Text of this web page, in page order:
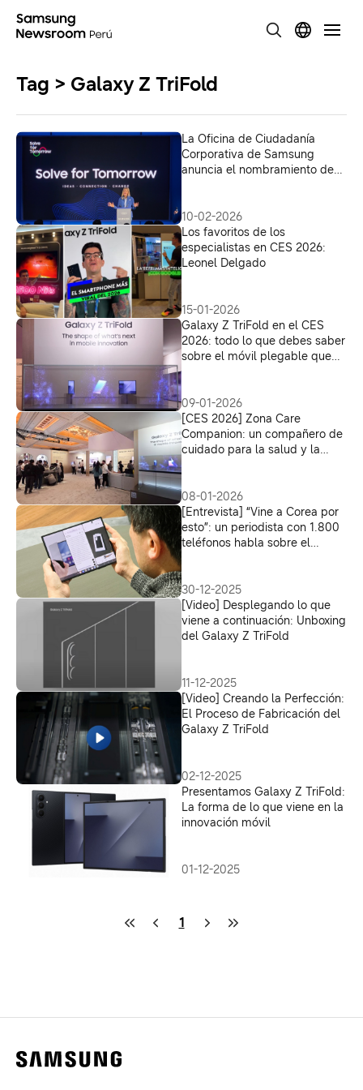
Tag > Galaxy Z TriFold
La Oficina de Ciudadanía
Corporativa de Samsung
anuncia el nombramiento de
10-02-2026
Los favoritos de los
especialistas en CES 2026:
Leonel Delgado
15-01-2026
Galaxy Z TriFold en el CES
2026: todo lo que debes saber
sobre el móvil plegable que
09-01-2026
[CES 2026] Zona Care
Companion: un compañero de
cuidado para la salud y la
08-01-2026
[Entrevista] “Vine a Corea por
esto”: un periodista con 1.800
teléfonos habla sobre el
30-12-2025
[Video] Desplegando lo que
viene a continuación: Unboxing
del Galaxy Z TriFold
11-12-2025
[Video] Creando la Perfección:
El Proceso de Fabricación del
Galaxy Z TriFold
02-12-2025
Presentamos Galaxy Z TriFold:
La forma de lo que viene en la
innovación móvil
01-12-2025
1